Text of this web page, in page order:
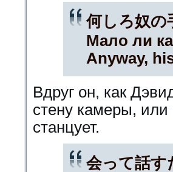
何しろ奴の
Мало ли
Anyway,
Вдруг он, как
стену камеры, или
станцует.
会って話す